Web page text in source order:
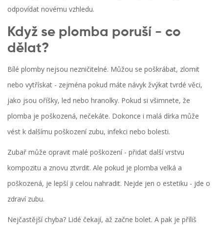
odpovídat novému vzhledu.
Když se plomba poruší - co
dělat?
Bílé plomby nejsou nezničitelné. Můžou se poškrábat, zlomit
nebo vytřískat - zejména pokud máte návyk žvýkat tvrdé věci,
jako jsou oříšky, led nebo hranolky. Pokud si všimnete, že
plomba je poškozená, nečekáte. Dokonce i malá dírka může
vést k dalšímu poškození zubu, infekci nebo bolesti.
Zubař může opravit malé poškození - přidat další vrstvu
kompozitu a znovu ztvrdit. Ale pokud je plomba velká a
poškozená, je lepší ji celou nahradit. Nejde jen o estetiku - jde o
zdraví zubu.
Nejčastější chyba? Lidé čekají, až začne bolet. A pak je příliš